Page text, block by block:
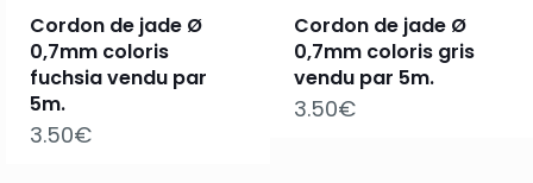
Cordon de jade Ø
0,7mm coloris
fuchsia vendu par
5m.
3.50€
Cordon de jade Ø
0,7mm coloris gris
vendu par 5m.
3.50€